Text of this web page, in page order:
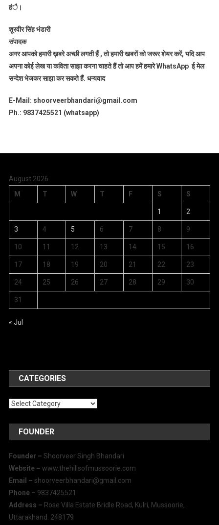
हंै।
शूरवीर सिंह भंडारी
संपादक
अगर आपको हमारी ख़बरे अच्छी लगती हैं , तो हमारी खबरों को जरूर शेयर करें, यदि आप
अपना कोई लेख या कविता साझा करना चाहते हैं तो आप हमें हमारे WhatsApp ई मेल
सन्देश भेजकर साझा कर सकते हैं. धन्यवाद
E-Mail: shoorveerbhandari@gmail.com
Ph.: 9837425521 (whatsapp)
August 2026
M
T W T F S S
1 2
3 4 5 6 7 8 9
10 11 12 13 14 15 16
17 18 19 20 21 22 23
24 25 26 27 28 29 30
31
« Jul
CATEGORIES
Categories
FOUNDER
Founder – Shoorveer Singh Bhandari
Website – www.thehillsofmussoorie.com
Email – shoorveerbhandari@gmail.com
Phone – 9837425521
Address – Rose Villa Estate Bridle Road, Kulri, Mussoorie,
Uttarakhand. 248179